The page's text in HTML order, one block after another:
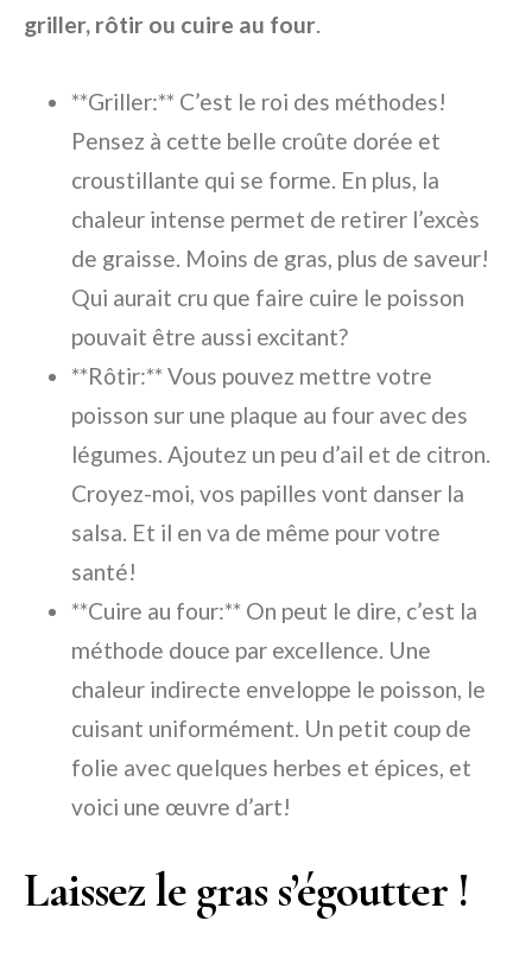
griller, rôtir ou cuire au four.
**Griller:** C’est le roi des méthodes!
Pensez à cette belle croûte dorée et
croustillante qui se forme. En plus, la
chaleur intense permet de retirer l’excès
de graisse. Moins de gras, plus de saveur!
Qui aurait cru que faire cuire le poisson
pouvait être aussi excitant?
**Rôtir:** Vous pouvez mettre votre
poisson sur une plaque au four avec des
légumes. Ajoutez un peu d’ail et de citron.
Croyez-moi, vos papilles vont danser la
salsa. Et il en va de même pour votre
santé!
**Cuire au four:** On peut le dire, c’est la
méthode douce par excellence. Une
chaleur indirecte enveloppe le poisson, le
cuisant uniformément. Un petit coup de
folie avec quelques herbes et épices, et
voici une œuvre d’art!
Laissez le gras s’égoutter !